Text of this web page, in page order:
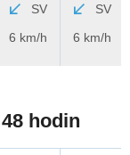
SV
6 km/h
SV
6 km/h
hodin